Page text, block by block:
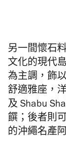
另一間懷石
文化的現代
為主調，飾
舒適雅座，
及 Shabu
饌；後者則
的沖繩名產